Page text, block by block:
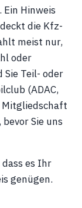
Hinweis
die Kfz-
meist nur,
oder
Sie Teil- oder
(ADAC,
Mitgliedschaft
Sie uns
es Ihr
genügen.